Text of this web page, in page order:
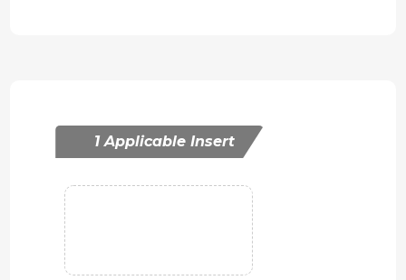
1 Applicable Insert